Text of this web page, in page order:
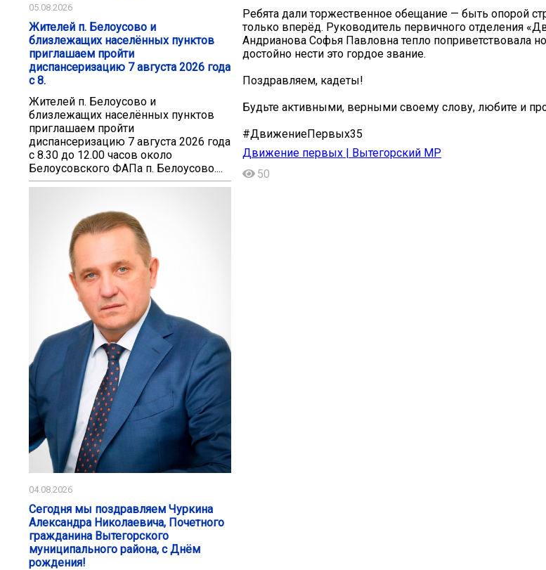
05.08.2026
Жителей п. Белоусово и
близлежащих населённых пунктов
приглашаем пройти
диспансеризацию 7 августа 2026 года
с 8.
Жителей п. Белоусово и
близлежащих населённых пунктов
приглашаем пройти
диспансеризацию 7 августа 2026 года
с 8.30 до 12.00 часов около
Белоусовского ФАПа п. Белоусово....
04.08.2026
Сегодня мы поздравляем Чуркина
Александра Николаевича, Почетного
гражданина Вытегорского
муниципального района, с Днём
рождения!
Ребята дали торжественное обещание — быть опорой
только вперёд. Руководитель первичного отделения
Андрианова Софья Павловна тепло поприветствовала
достойно нести это гордое звание.
Поздравляем, кадеты!
Будьте активными, верными своему слову, любите и
#ДвижениеПервых35
Движение первых | Вытегорский МР
50